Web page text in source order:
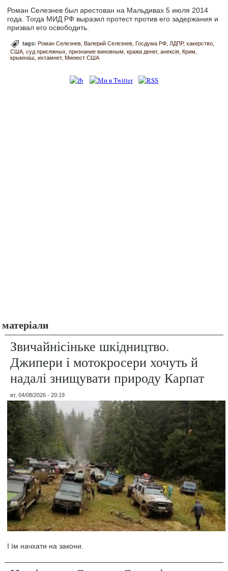
Роман Селезнев был арестован на Мальдивах 5 июля 2014
года. Тогда МИД РФ выразил протест против его задержания и
призвал его освободить.
tags: Роман Селезнев Валерий Селезнев Госдума РФ ЛДПР хакерство
США суд присяжных признание виновным кража денег анексія
Крим
крымнаш
ихтамнет Минюст США
матеріали
Звичайнісіньке шкідництво.
Джипери і мотокросери хочуть й
надалі знищувати природу Карпат
вт, 04/08/2026 - 20:19
І їм начхати на закони.